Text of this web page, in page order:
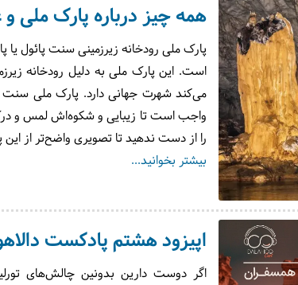
همه چیز درباره پارک ملی و
پارک ملی رودخانه زیرزمینی سنت پائول یا
است. این پارک ملی به دلیل رودخانه
می‌کند شهرت جهانی دارد. پارک ملی سنت
واجب است تا زیبایی‌ و شکوه‌اش لمس و درک
را از دست ندهید تا تصویری واضح‌تر از
بیشتر بخوانید...
اپیزود هشتم پادکست
اگر دوست دارین بدونین چالش‌های